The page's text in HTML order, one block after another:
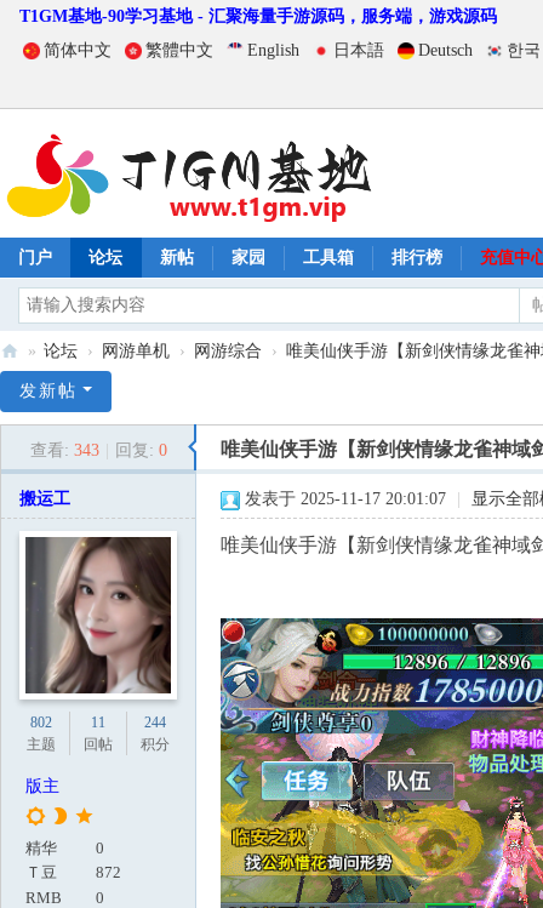
T1GM基地-90学习基地 - 汇聚海量手游源码，服务端，游戏源码
简体中文
繁體中文 English 日本語 Deutsch 한
门户 论坛 新帖 家园 工具箱 排行榜 充值中
1
» 论坛 › 网游单机 › 网游综合 › 唯美仙侠手游【新剑侠情缘龙雀
发新帖
查看: 343 回复: 0 唯美仙侠手游【新剑侠情缘龙雀神
搬运工
802
主题
11
回帖
244
积分
版主
精华
0
Ｔ豆
872
RMB
0
发表于 2025-11-17 20:01:07 显示全
唯美仙侠手游【新剑侠情缘龙雀神域